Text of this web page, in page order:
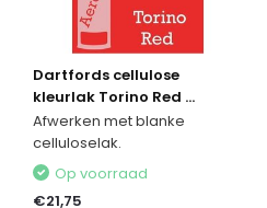
Dartfords cellulose
kleurlak Torino Red ...
Afwerken met blanke
celluloselak.
Op voorraad
€21,75